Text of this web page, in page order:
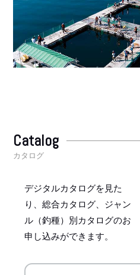
Catalog
カタログ
デジタルカタログを見た
り、総合カタログ、ジャン
ル（釣種）別カタログのお
申し込みができます。